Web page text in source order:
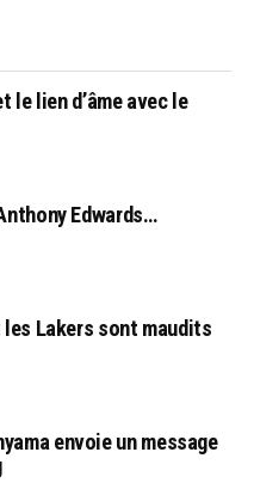
le lien d’âme avec le
Edwards…
les Lakers sont maudits
envoie un message